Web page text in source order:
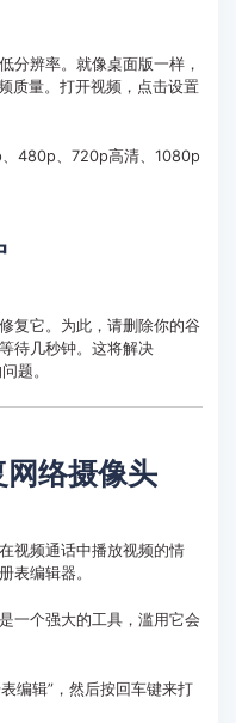
分辨率。就像桌面版一样，
质量。打开视频，点击设置
480p、720p高清、1080p
复它。为此，请删除你的谷
待几秒钟。这将解决
题。
络摄像头
视频通话中播放视频的情
表编辑器。
一个强大的工具，滥用它会
编辑”，然后按回车键来打